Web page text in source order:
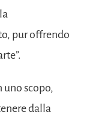
pur offrendo
uno scopo,
dalla